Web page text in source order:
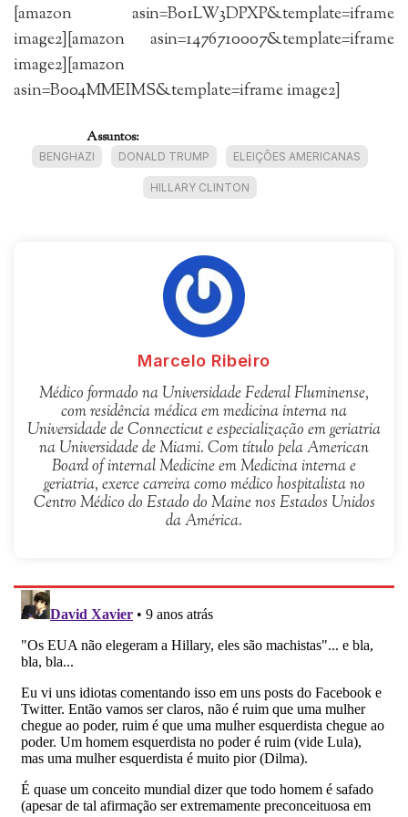
[amazon asin=B01LW3DPXP&template=iframe
image2][amazon asin=1476710007&template=iframe
image2][amazon
asin=B004MMEIMS&template=iframe image2]
Assuntos:
BENGHAZI DONALD TRUMP ELEIÇÕES AMERICANAS
HILLARY CLINTON
Marcelo Ribeiro
Médico formado na Universidade Federal Fluminense,
com residência médica em medicina interna na
Universidade de Connecticut e especialização em geriatria
na Universidade de Miami. Com título pela American
Board of internal Medicine em Medicina interna e
geriatria, exerce carreira como médico hospitalista no
Centro Médico do Estado do Maine nos Estados Unidos
da América.